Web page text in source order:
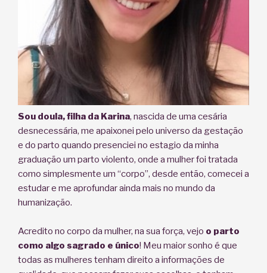
Sou doula, filha da Karina, nascida de uma cesária
desnecessária, me apaixonei pelo universo da gestação
e do parto quando presenciei no estagio da minha
graduação um parto violento, onde a mulher foi tratada
como simplesmente um “corpo”, desde então, comecei a
estudar e me aprofundar ainda mais no mundo da
humanização.
Acredito no corpo da mulher, na sua força, vejo o parto
como algo sagrado e único! Meu maior sonho é que
todas as mulheres tenham direito a informações de